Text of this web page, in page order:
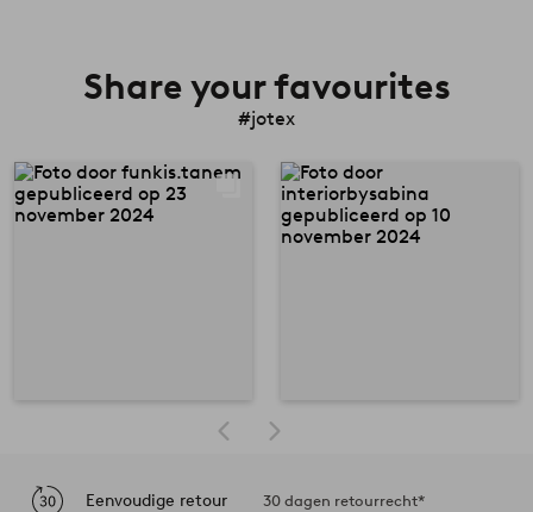
Share your favourites
#jotex
Eenvoudige retour 30 dagen retourrecht*